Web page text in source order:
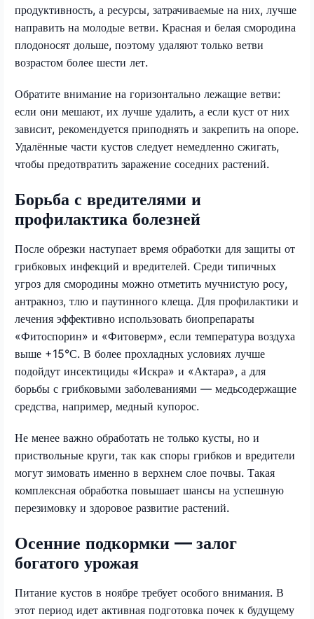
продуктивность, а ресурсы, затрачиваемые на них, лучше
направить на молодые ветви. Красная и белая смородина
плодоносят дольше, поэтому удаляют только ветви
возрастом более шести лет.
Обратите внимание на горизонтально лежащие ветви:
если они мешают, их лучше удалить, а если куст от них
зависит, рекомендуется приподнять и закрепить на опоре.
Удалённые части кустов следует немедленно сжигать,
чтобы предотвратить заражение соседних растений.
Борьба с вредителями и
профилактика болезней
После обрезки наступает время обработки для защиты от
грибковых инфекций и вредителей. Среди типичных
угроз для смородины можно отметить мучнистую росу,
антракноз, тлю и паутинного клеща. Для профилактики и
лечения эффективно использовать биопрепараты
«Фитоспорин» и «Фитоверм», если температура воздуха
выше +15°С. В более прохладных условиях лучше
подойдут инсектициды «Искра» и «Актара», а для
борьбы с грибковыми заболеваниями — медьсодержащие
средства, например, медный купорос.
Не менее важно обработать не только кусты, но и
приствольные круги, так как споры грибков и вредители
могут зимовать именно в верхнем слое почвы. Такая
комплексная обработка повышает шансы на успешную
перезимовку и здоровое развитие растений.
Осенние подкормки — залог
богатого урожая
Питание кустов в ноябре требует особого внимания. В
этот период идет активная подготовка почек к будущему